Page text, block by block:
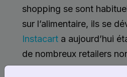
shopping se sont
sur l’alimentaire, ils se
Instacart a aujourd’hui
de nombreux retailers
Bath & Beyond, Best